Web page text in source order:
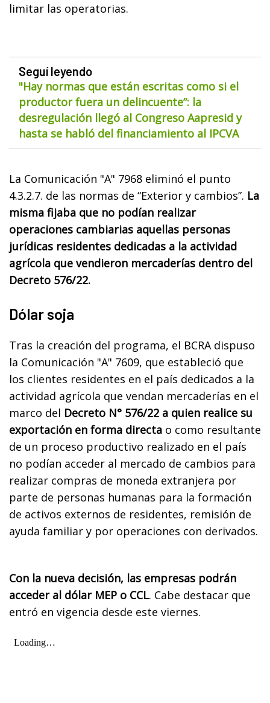
limitar las operatorias.
Seguí leyendo
"Hay normas que están escritas como si el
productor fuera un delincuente”: la
desregulación llegó al Congreso Aapresid y
hasta se habló del financiamiento al IPCVA
La Comunicación "A" 7968 eliminó el punto
4.3.2.7. de las normas de “Exterior y cambios”. La
misma fijaba que no podían realizar
operaciones cambiarias aquellas personas
jurídicas residentes dedicadas a la actividad
agrícola que vendieron mercaderías dentro del
Decreto 576/22.
Dólar soja
Tras la creación del programa, el BCRA dispuso
la Comunicación "A" 7609, que estableció que
los clientes residentes en el país dedicados a la
actividad agrícola que vendan mercaderías en el
marco del Decreto N° 576/22 a quien realice su
exportación en forma directa o como resultante
de un proceso productivo realizado en el país
no podían acceder al mercado de cambios para
realizar compras de moneda extranjera por
parte de personas humanas para la formación
de activos externos de residentes, remisión de
ayuda familiar y por operaciones con derivados.
Con la nueva decisión, las empresas podrán
acceder al dólar MEP o CCL. Cabe destacar que
entró en vigencia desde este viernes.